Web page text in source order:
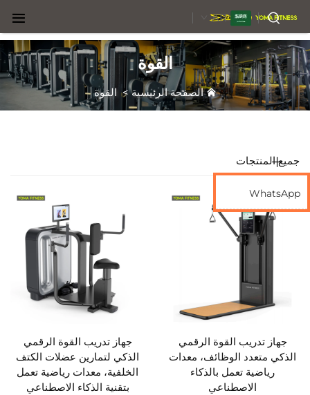
AR
القوة
الصفحة الرئيسية>القوة
جميع المنتجات
جهاز تدريب القوة الرقمي
الذكي متعدد الوظائف، معدات
رياضية تعمل بالذكاء
الاصطناعي
جهاز تدريب القوة الرقمي
الذكي لتمارين عضلات الكتف
الخلفية، معدات رياضية تعمل
بتقنية الذكاء الاصطناعي
WhatsApp